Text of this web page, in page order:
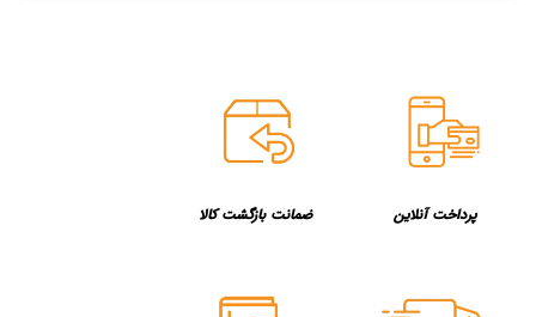
پرداخت آنلاین ضمانت بازگشت کالا